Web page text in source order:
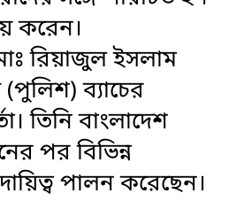
করেন।
রিয়াজুল ইসলাম
ব্যাচের
তিনি বাংলাদেশ
পর বিভিন্ন
পালন করেছেন।